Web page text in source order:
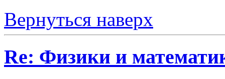
Вернуться наверх
Re: Физики и